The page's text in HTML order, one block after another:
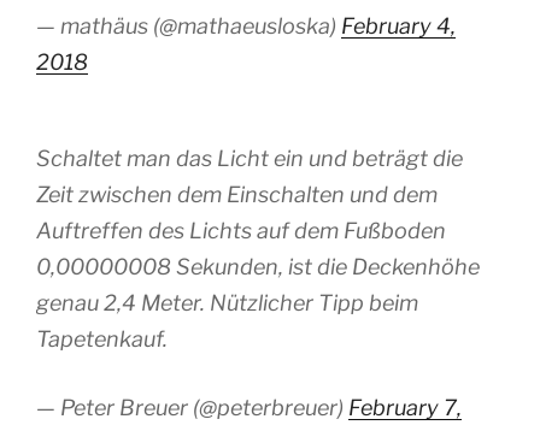
— mathäus (@mathaeusloska) February 4,
2018
Schaltet man das Licht ein und beträgt die
Zeit zwischen dem Einschalten und dem
Auftreffen des Lichts auf dem Fußboden
0,00000008 Sekunden, ist die Deckenhöhe
genau 2,4 Meter. Nützlicher Tipp beim
Tapetenkauf.
— Peter Breuer (@peterbreuer) February 7,